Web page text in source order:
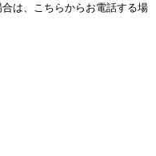
は、こちらからお電話する場